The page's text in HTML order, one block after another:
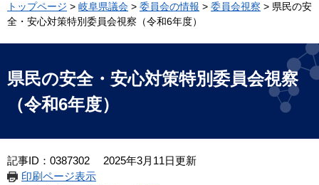
で
す
。
ば
し
て
文
へ
トップページ > 岐阜県議会 > 委員会の情報 > 委員会視察 > 県民の安
全・安心対策特別委員会視察（令和6年度）
県民の安全・安心対策特別委員会視察
（令和6年度）
記事ID：0387302
2025年3月11日更新
印刷ページ表示